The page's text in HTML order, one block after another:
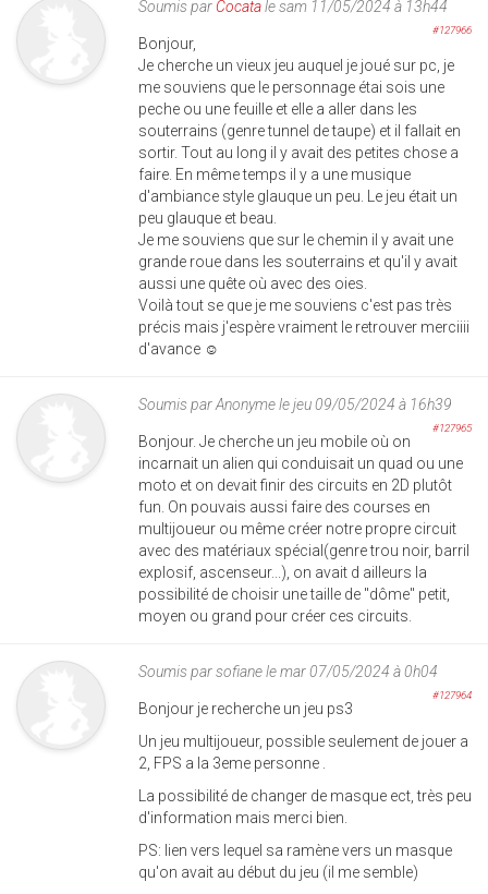
Soumis par Cocatale sam 11/05/2024 à 13h44
#127966
Bonjour,
Je cherche un vieux jeu auquel je joué sur pc, je
me souviens que le personnage étai sois une
peche ou une feuille et elle a aller dans les
souterrains (genre tunnel de taupe) et il fallait en
sortir. Tout au long il y avait des petites chose a
faire. En même temps il y a une musique
d'ambiance style glauque un peu. Le jeu était un
peu glauque et beau.
Je me souviens que sur le chemin il y avait une
grande roue dans les souterrains et qu'il y avait
aussi une quête où avec des oies.
Voilà tout se que je me souviens c'est pas très
précis mais j'espère vraiment le retrouver merciiii
d'avance ☺️
Soumis parAnonymele jeu 09/05/2024 à 16h39
#127965
Bonjour. Je cherche un jeu mobile où on
incarnait un alien qui conduisait un quad ou une
moto et on devait finir des circuits en 2D plutôt
fun. On pouvais aussi faire des courses en
multijoueur ou même créer notre propre circuit
avec des matériaux spécial(genre trou noir, barril
explosif, ascenseur...), on avait d ailleurs la
possibilité de choisir une taille de "dôme" petit,
moyen ou grand pour créer ces circuits.
Soumis parsofianele mar 07/05/2024 à 0h04
#127964
Bonjour je recherche un jeu ps3
Un jeu multijoueur, possible seulement de jouer a
2, FPS a la 3eme personne .
La possibilité de changer de masque ect, très peu
d'information mais merci bien.
PS: lien vers lequel sa ramène vers un masque
qu'on avait au début du jeu (il me semble)